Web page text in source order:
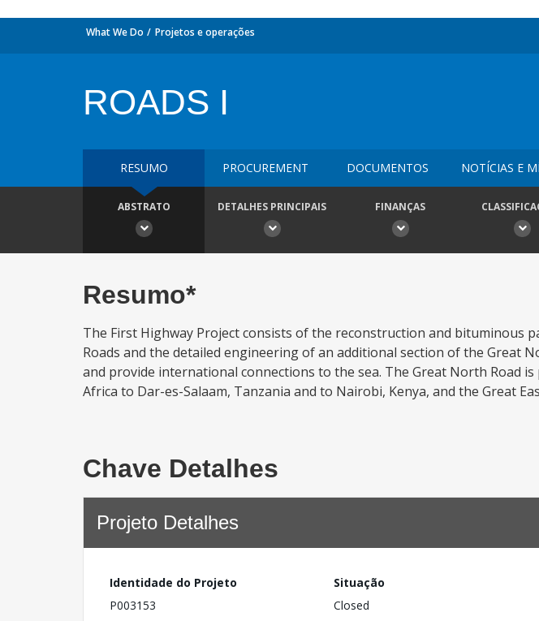
What We Do Projetos e operações
ROADS I
RESUMO PROCUREMENT DOCUMENTOS NOTÍCIAS E
ABSTRATO DETALHES PRINCIPAIS FINANÇAS
Resumo*
The First Highway Project consists of the reconstruction and bituminous
Roads and the detailed engineering of an additional section of the Great
and provide international connections to the sea. The Great North Road
Africa to Dar-es-Salaam, Tanzania and to Nairobi, Kenya, and the Great
Chave Detalhes
Projeto Detalhes
Identidade do Projeto
P003153
Situação
Closed